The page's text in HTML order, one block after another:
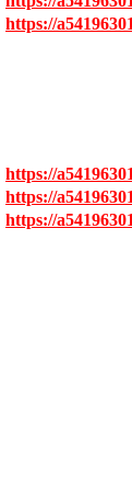
https://
https://
https://
https://